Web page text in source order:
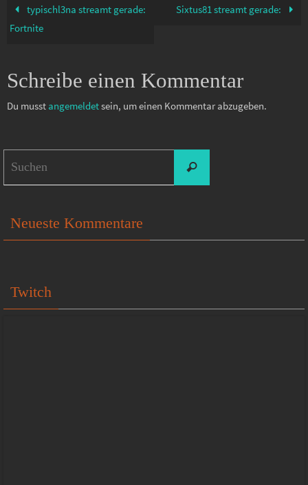
typischl3na streamt gerade:
Fortnite
Sixtus81 streamt gerade:
Schreibe einen Kommentar
Du musst angemeldetsein, um einen Kommentar abzugeben.
Suchen
Neueste Kommentare
Twitch